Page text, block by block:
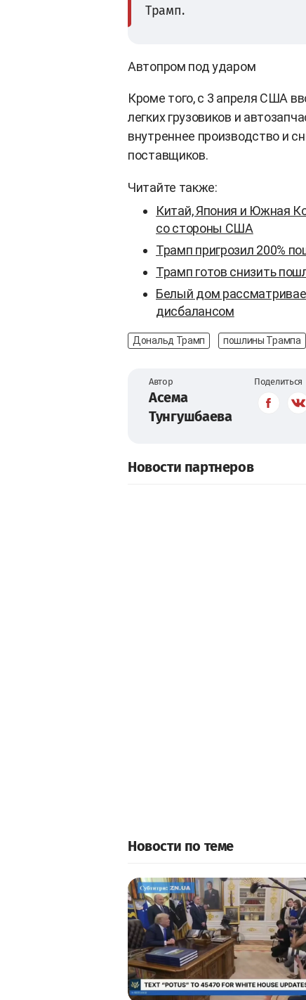
Трамп.
Автопром под ударом
Кроме того, с 3 апреля США
легких грузовиков и
внутреннее производство и
поставщиков.
Читайте также:
Китай, Япония и Южная
со стороны США
Трамп пригрозил 200%
Трамп готов снизить
Белый дом
дисбалансом
Дональд Трамп пошлины Трампа
Автор
Асема
Тунгушбаева
Поделиться
Новости партнеров
Новости по теме